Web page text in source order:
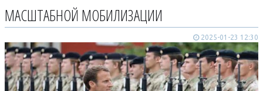
МАСШТАБНОЙ МОБИЛИЗАЦИИ
2025-01-23 12:30